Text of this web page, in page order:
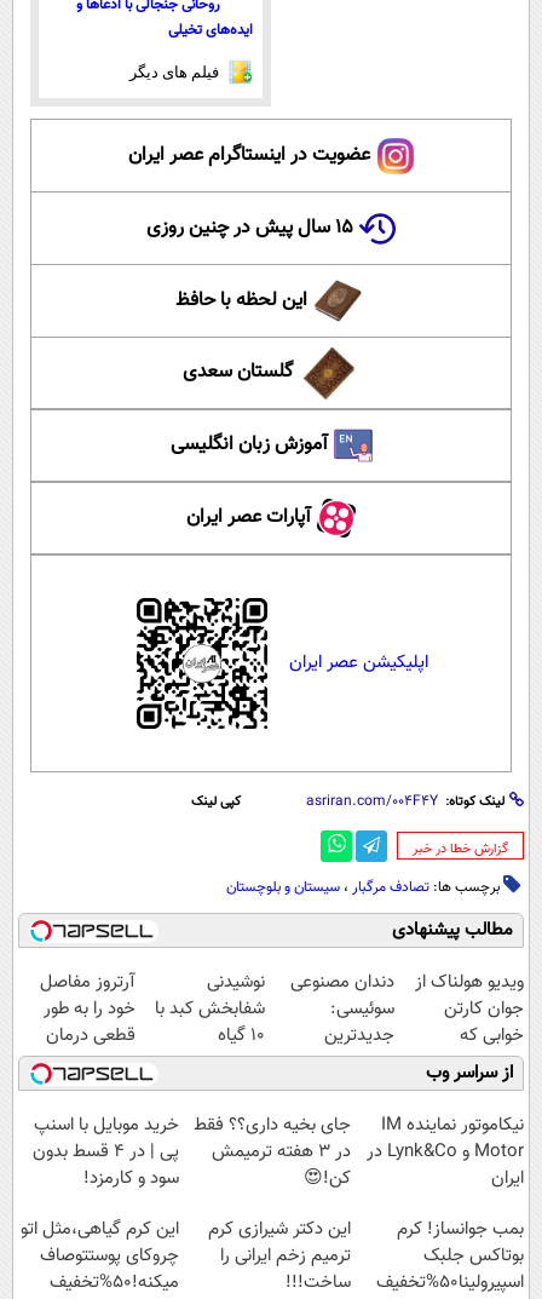
روحانی جنجالی با ادعاها و
ایده‌های تخیلی
فیلم های دیگر
عضویت در اینستاگرام عصر ایران
۱۵ سال پیش در چنین روزی
این لحظه با حافظ
گلستان سعدی
آموزش زبان انگلیسی
آپارات عصر ایران
اپلیکیشن عصر ایران
لینک کوتاه: کپی لینک
‌گزارش خطا در خبر
برچسب ها: تصادف مرگبار ، سیستان و بلوچستان
مطالب پیشنهادی
ویدیو هولناک از
جوان کارتن
خوابی که
میلیاردر شد.
آموزش رایگان
دندان مصنوعی
سوئیسی:
جدیدترین
فناوری اروپا،
سبک و مقاوم |
پرداخت قسطی
نوشیدنی
شفابخش کبد با
10 گیاه
موثر(تخفیف تا
امشب)
آرتروز مفاصل
خود را به طور
قطعی درمان
کنید!
◗پرسش‌نامه◖
از سراسر وب
نیکاموتور نماینده IM
Motor و Lynk&Co در
ایران
جای بخیه داری؟؟ فقط
در 3 هفته ترمیمش
کن!😍
خرید موبایل با اسنپ
پی | در ۴ قسط بدون
سود و کارمزد!
بمب جوانساز! کرم
بوتاکس جلبک
اسپیرولینا50%تخفیف
این دکتر شیرازی کرم
ترمیم زخم ایرانی را
ساخت!!!
این کرم گیاهی،مثل اتو
چروکای پوستتوصاف
میکنه!50%تخفیف